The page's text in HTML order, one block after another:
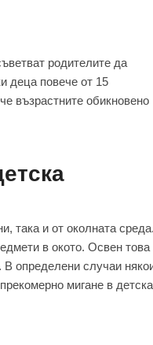
родителите да
деца повече от 15
възрастните обикновено
така и от околната среда.
в окото. Освен това
В определени случаи
мигане в детска